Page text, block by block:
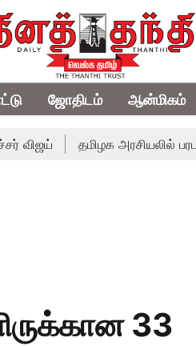
ஜோதிடம் ஆன்மிகம்
தமிழக அரசியலில்
33